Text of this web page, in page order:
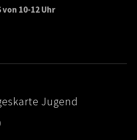
€65.00
10-12 Uhr
Jugend